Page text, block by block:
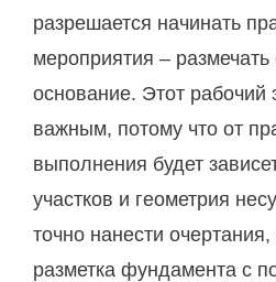
разрешается начинать
мероприятия –
основание. Этот рабочий
важным, потому что от
выполнения будет
участков и геометрия
точно нанести
разметка фундамента с